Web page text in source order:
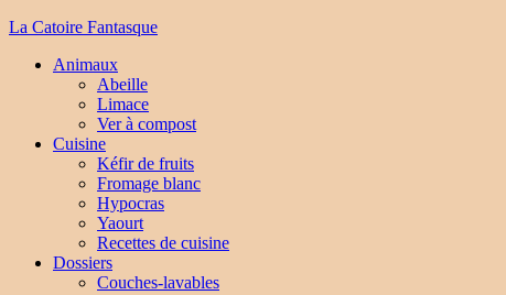
La Catoire Fantasque
Animaux
Abeille
Limace
Ver à compost
Cuisine
Kéfir de fruits
Fromage blanc
Hypocras
Yaourt
Recettes de cuisine
Dossiers
Couches-lavables